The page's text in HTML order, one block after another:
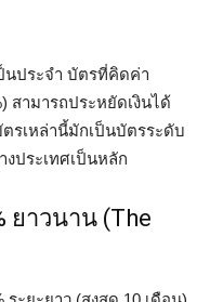
นประจำ บัตรที่คิดค่า
สามารถประหยัดเงินได้
รเหล่านี้มักเป็นบัตรระดับ
งประเทศเป็นหลัก
ยาวนาน (The